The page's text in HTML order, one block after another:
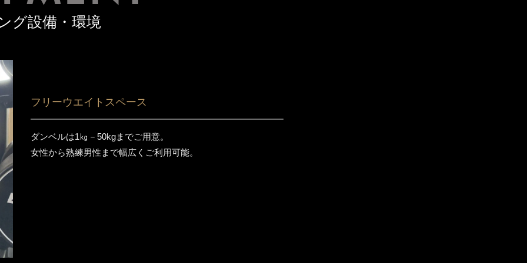
グ設備・環境
フリーウエイトスペース
ダンベルは1㎏－50kgまでご用意。
女性から熟練男性まで幅広くご利用可能。